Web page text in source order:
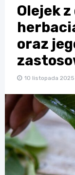
Olejek
oraz
10 listopada 2025